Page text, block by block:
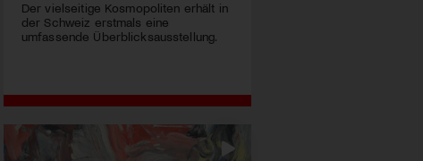
Der vielseitige Kosmopoliten erhält in
der Schweiz erstmals eine
umfassende Überblicksausstellung.